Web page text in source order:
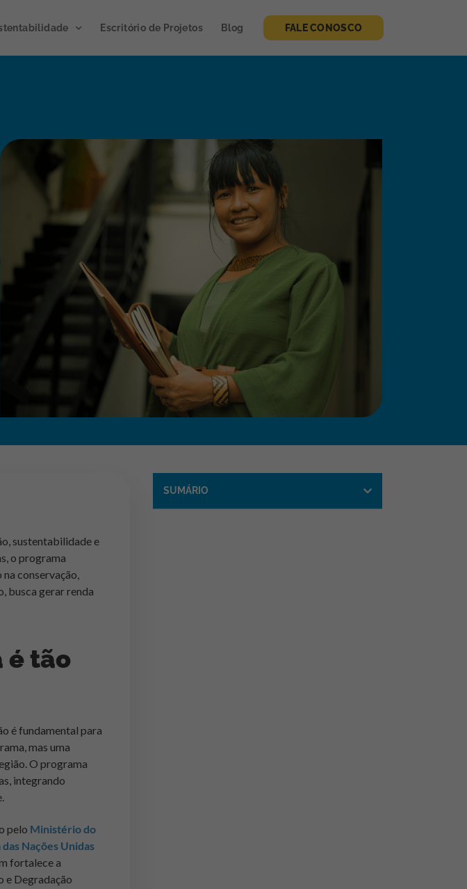
Escritório de Projetos Blog FALE CONOSCO
sustentabilidade e
o programa
conservação,
busca gerar renda
é tão
é fundamental para
mas uma
O programa
integrando
pelo Ministério do
Nações Unidas
fortalece a
e Degradação
SUMÁRIO